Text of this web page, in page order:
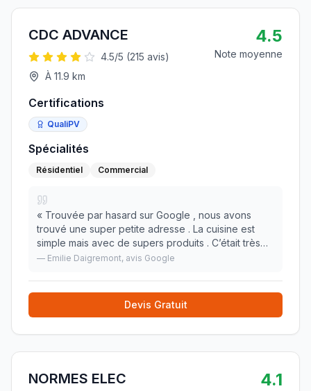
CDC ADVANCE
4.5/5 (215 avis)
À 11.9 km
4.5
Note moyenne
Certifications
QualiPV
Spécialités
Résidentiel Commercial
« Trouvée par hasard sur Google , nous avons
trouvé une super petite adresse . La cuisine est
simple mais avec de supers produits . C’était très
bon . Le rapport qualité/prix est top et surtout nous
— Emilie Daigremont, avis Google
Devis Gratuit
NORMES ELEC 4.1